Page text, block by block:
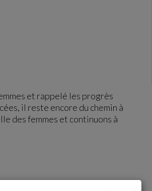
et rappelé les progrès
il reste encore du chemin à
des femmes et continuons à